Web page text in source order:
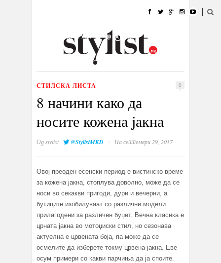
УБАВИНА
КУЛТУРА @РАБОТА
ИЗЛОГ
СТИЛСКА ЛИСТА 0
8 начини како да
носите кожена јакна
Одstylist @StylistMKD · На септември 29, 2017
Овој преоден есенски период е вистинско време
за кожена јакна, стоплува доволно, може да се
носи во секакви пригоди, дури и вечерни, а
бутиците изобилуваат со различни модели
прилагодени за различен буџет. Вечна класика е
црната јакна во мотоџиски стил, но сезонава
актуелна е црвената боја, па може да се
осмелите да изберете токму црвена јакна. Еве
осум примери со какви парчиња да ја споите.